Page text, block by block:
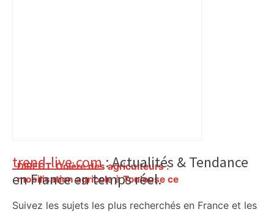
DIRECT. Colère des agriculteurs :
mobilisation agricole à Toulouse ce
– ladepeche.fr
Primary
Sidebar
trend-live.com: Actualités & Tendance
en France en temps réel.
Suivez les sujets les plus recherchés en France et les